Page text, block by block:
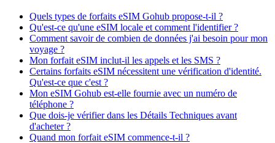
Quels types de forfaits eSIM Gohub propose-t-il ?
Qu'est-ce qu'une eSIM locale et comment l'identifier ?
Comment savoir de combien de données j'ai besoin pour mon
voyage ?
Mon forfait eSIM inclut-il les appels et les SMS ?
Certains forfaits eSIM nécessitent une vérification d'identité.
Qu'est-ce que c'est ?
Mon eSIM Gohub est-elle fournie avec un numéro de
téléphone ?
Que dois-je vérifier dans les Détails Techniques avant
d'acheter ?
Quand mon forfait eSIM commence-t-il ?